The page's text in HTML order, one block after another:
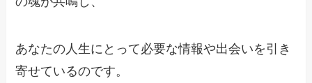
あなたの人生にとって必要な情報や出会いを引き
寄せているのです。